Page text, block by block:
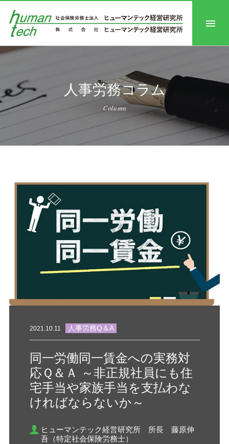
人事労務コラム
Column
2021.10.11 人事労務Q＆A
同一労働同一賃金への実務対
応Ｑ＆Ａ ～非正規社員にも住
宅手当や家族手当を支払わな
ければならないか～
ヒューマンテック経営研究所 所長 藤原伸
吾（特定社会保険労務士）